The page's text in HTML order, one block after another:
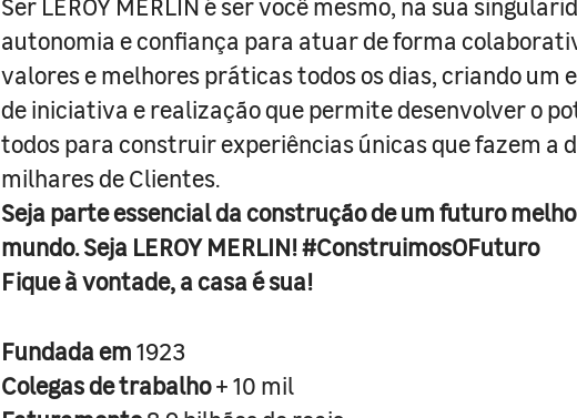
autonomia e confiança para atuar de forma
valores e melhores práticas todos os dias, criando um
de iniciativa e realização que permite desenvolver o
todos para construir experiências únicas que fazem a
milhares de Clientes.
Seja parte essencial da construção de um futuro
mundo. Seja LEROY MERLIN! #ConstruimosOFuturo
Fique à vontade, a casa é sua!
Fundada em1923
Colegas de trabalho+ 10 mil